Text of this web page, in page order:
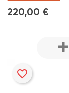
220,00 €
favorite_border